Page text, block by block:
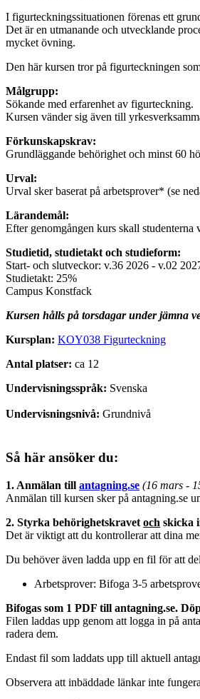
I figurteckningssituationen förenas ett
Det är en utmanande och utvecklande
mycket övning.
Den här kursen tror på figurteckningen
Målgrupp:
Sökande med erfarenhet av figurteckning.
Kursen vänder sig även till
Förkunskapskrav:
Grundläggande behörighet och minst 60
Urval:
Urval sker baserat på arbetsprover* (se
Lärandemål:
Efter genomgången kurs skall
Studietid, studietakt och studieform:
Start- och slutveckor: v.36 2026 - v.02
Studietakt: 25%
Campus Konstfack
Kursen hålls på torsdagar under jämna
Kursplan: KOY038 Figurteckning
Antal platser: ca 12
Undervisningsspråk: Svenska
Undervisningsnivå: Grundnivå
Så här ansöker du:
1. Anmälan till antagning.se (16 mars -
Anmälan till kursen sker på antagning.se
2. Styrka behörighetskravet och skicka
Det är viktigt att du kontrollerar att dina
Du behöver även ladda upp en fil för att
Arbetsprover: Bifoga 3-5
Bifogas som 1 PDF till antagning.se.
Filen laddas upp genom att logga in på
radera dem.
Endast fil som laddats upp till aktuell
Observera att inbäddade länkar inte